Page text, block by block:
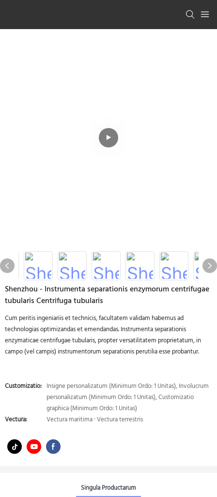
Shenzhou - Instrumenta separationis enzymorum centrifugae
tubularis Centrifuga tubularis
Cum peritis ingeniariis et technicis, facultatem validam habemus ad
technologias optimizandas et emendandas. Instrumenta separationis
enzymaticae centrifugae tubularis, propter versatilitatem proprietatum, in
campo (vel campis) instrumentorum separationis perutilia esse probantur.
Customizatio: Insigne personalizatum (Minimum Ordo: 1 Unitas), Involucrum
personalizatum (Minimum Ordo: 1 Unitas), Customizatio
graphica (Minimum Ordo: 1 Unitas)
Vectura:
Vectura maritima · Vectura terrestris
Singula Productarum